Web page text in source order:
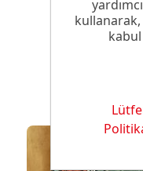
kullanarak,